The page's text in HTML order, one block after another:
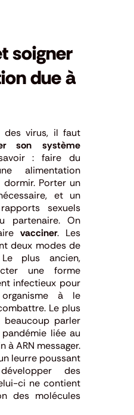
soigner
due à
des virus, il faut
son système
: faire du
alimentation
Porter un
et un
sexuels
partenaire. On
vacciner. Les
deux modes de
Le plus ancien,
une forme
infectieux pour
à le
Le plus
parler
liée au
à ARN messager.
leurre poussant
des
ci ne contient
des molécules